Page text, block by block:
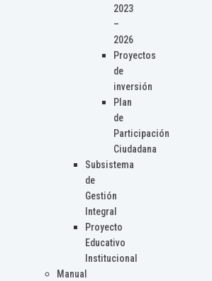
2023
–
2026
Proyectos
de
inversión
Plan
de
Participación
Ciudadana
Subsistema
de
Gestión
Integral
Proyecto
Educativo
Institucional
Manual